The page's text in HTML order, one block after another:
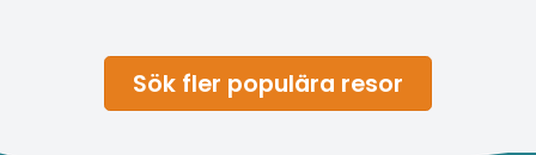
Sök fler populära resor